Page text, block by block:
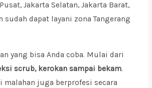
Jakarta Selatan, Jakarta Barat,
sudah dapat layani zona Tangerang
yang bisa Anda coba. Mulai dari
scrub, kerokan sampai bekam.
malahan juga berprofesi secara